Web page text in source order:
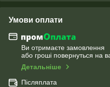
Умови оплати
Ви отримаєте замовлення
або гроші повернуться на
Детальніше
Післяплата